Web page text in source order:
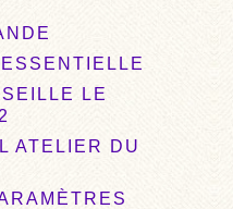
LE
ATELIER DU